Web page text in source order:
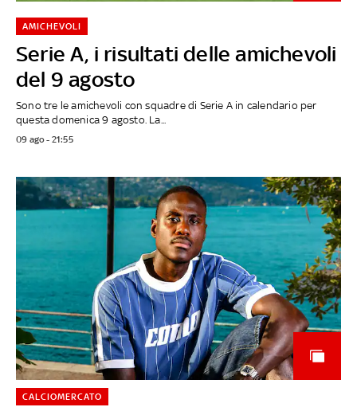
Serie A, i risultati delle amichevoli
del 9 agosto
AMICHEVOLI
Sono tre le amichevoli con squadre di Serie A in calendario per
questa domenica 9 agosto. La...
09 ago - 21:55
CALCIOMERCATO